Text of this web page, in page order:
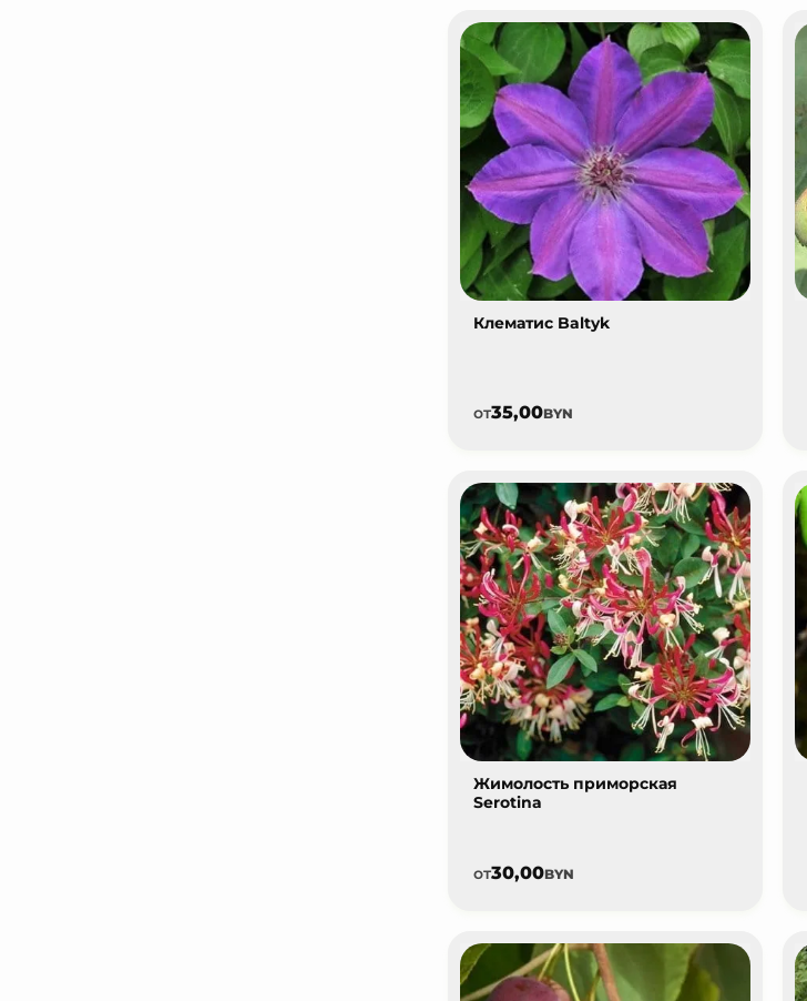
Клематис Baltyk
от35,00BYN
Жимолость приморская
Serotina
от30,00BYN